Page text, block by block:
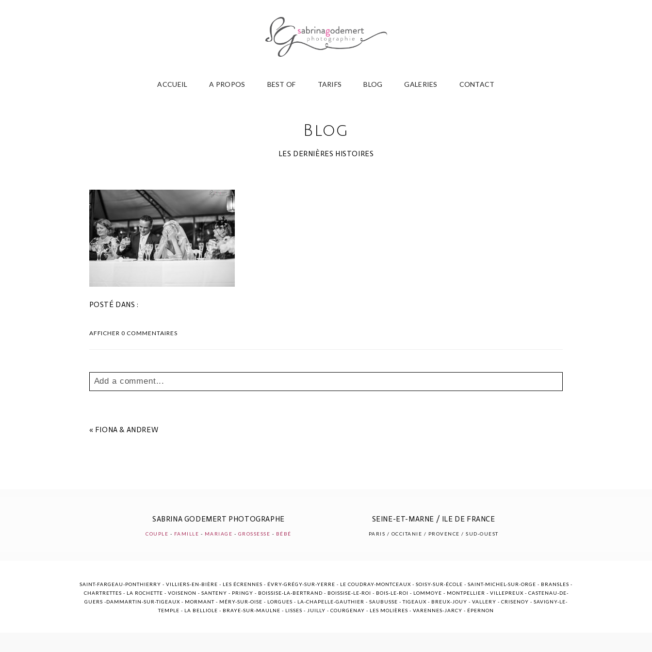
ACCUEIL A PROPOS BEST OF TARIFS BLOG GALERIES CONTACT
Blog
LES DERNIÈRES HISTOIRES
POSTÉ DANS :
AFFICHER0 COMMENTAIRES
Add a comment...
« FIONA & ANDREW
SABRINA GODEMERT PHOTOGRAPHE
COUPLE - FAMILLE - MARIAGE - GROSSESSE - BÉBÉ
SEINE-ET-MARNE / ILE DE FRANCE
PARIS / OCCITANIE / PROVENCE / SUD-OUEST
SAINT-FARGEAU-PONTHIERRY - VILLIERS-EN-BIÈRE - LES ÉCRENNES - ÉVRY-GRÉGY-SUR-YERRE - LE COUDRAY-MONTCEAUX - SOISY-SUR-ÉCOLE - SAINT-MICHEL-SUR-ORGE - BRANSLES -
CHARTRETTES - LA ROCHETTE - VOISENON - SANTENY - PRINGY - BOISSISE-LA-BERTRAND - BOISSISE-LE-ROI - BOIS-LE-ROI - LOMMOYE - MONTPELLIER - VILLEPREUX - CASTENAU-DE-
GUERS -DAMMARTIN-SUR-TIGEAUX - MORMANT - MÉRY-SUR-OISE - LORGUES - LA-CHAPELLE-GAUTHIER - SAUBUSSE - TIGEAUX - BREUX-JOUY - VALLERY - CRISENOY - SAVIGNY-LE-
TEMPLE - LA BELLIOLE - BRAYE-SUR-MAULNE - LISSES - JUILLY - COURGENAY - LES MOLIÈRES - VARENNES-JARCY - ÉPERNON